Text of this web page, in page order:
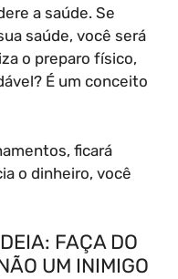
a saúde. Se
saúde, você será
o preparo físico,
É um conceito
ficará
o dinheiro, você
FAÇA DO
UM INIMIGO